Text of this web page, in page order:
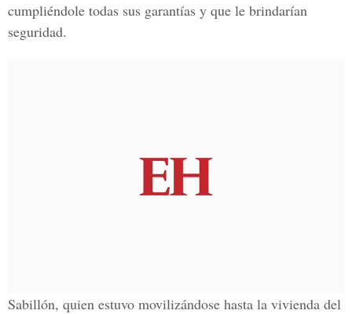
cumpliéndole todas sus garantías y que le brindarían
seguridad.
Sabillón, quien estuvo movilizándose hasta la vivienda del